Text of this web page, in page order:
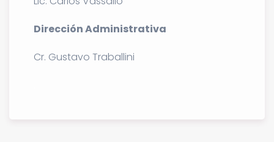
Dirección Administrativa
Cr. Gustavo Traballini